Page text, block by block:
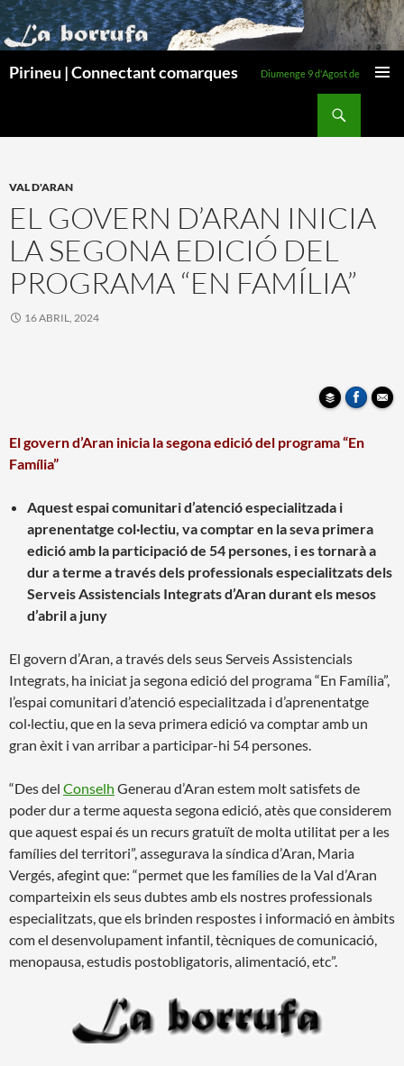
Pirineu | Connectant comarques Diumenge 9 d'Agost de 2026
VAL D'ARAN
EL GOVERN D’ARAN INICIA
LA SEGONA EDICIÓ DEL
PROGRAMA “EN FAMÍLIA”
16 ABRIL, 2024
El govern d’Aran inicia la segona edició del programa “En
Família”
Aquest espai comunitari d’atenció especialitzada i
aprenentatge col·lectiu, va comptar en la seva primera
edició amb la participació de 54 persones, i es tornarà a
dur a terme a través dels professionals especialitzats dels
Serveis Assistencials Integrats d’Aran durant els mesos
d’abril a juny
El govern d’Aran, a través dels seus Serveis Assistencials
Integrats, ha iniciat ja segona edició del programa “En Família”,
l’espai comunitari d’atenció especialitzada i d’aprenentatge
col·lectiu, que en la seva primera edició va comptar amb un
gran èxit i van arribar a participar-hi 54 persones.
“Des del Conselh Generau d’Aran estem molt satisfets de
poder dur a terme aquesta segona edició, atès que considerem
que aquest espai és un recurs gratuït de molta utilitat per a les
famílies del territori”, assegurava la síndica d’Aran, Maria
Vergés, afegint que: “permet que les famílies de la Val d’Aran
comparteixin els seus dubtes amb els nostres professionals
especialitzats, que els brinden respostes i informació en àmbits
com el desenvolupament infantil, tècniques de comunicació,
menopausa, estudis postobligatoris, alimentació, etc”.